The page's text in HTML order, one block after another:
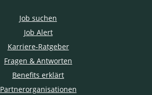
Job suchen
Job Alert
Karriere-Ratgeber
Fragen & Antworten
Benefits erklärt
Partnerorganisationen